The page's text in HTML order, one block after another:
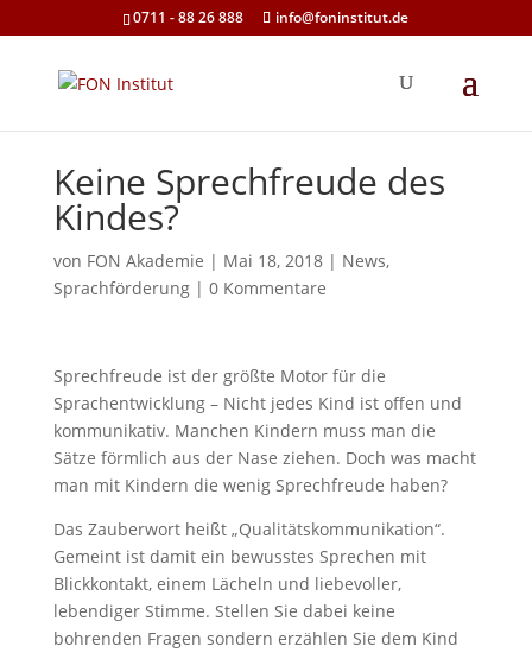
0711 - 88 26 888 info@foninstitut.de
Keine Sprechfreude des
Kindes?
von FON Akademie | Mai 18, 2018| News,
Sprachförderung| 0 Kommentare
Sprechfreude ist der größte Motor für die
Sprachentwicklung – Nicht jedes Kind ist offen und
kommunikativ. Manchen Kindern muss man die
Sätze förmlich aus der Nase ziehen. Doch was macht
man mit Kindern die wenig Sprechfreude haben?
Das Zauberwort heißt „Qualitätskommunikation“.
Gemeint ist damit ein bewusstes Sprechen mit
Blickkontakt, einem Lächeln und liebevoller,
lebendiger Stimme. Stellen Sie dabei keine
bohrenden Fragen sondern erzählen Sie dem Kind